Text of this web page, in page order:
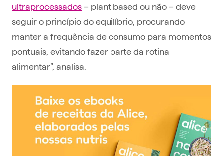
ultraprocessados – plant based ou não – deve
seguir o princípio do equilíbrio, procurando
manter a frequência de consumo para momentos
pontuais, evitando fazer parte da rotina
alimentar”, analisa.